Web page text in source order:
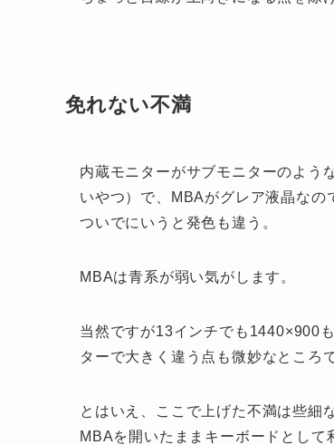
免れない不満
内蔵モニターがサブモニターのよう
いやつ）で、MBAがグレア液晶なの
ついでにいうと発色も違う。
MBAは青系が弱い気がします。
当然ですが13インチでも1440×900
ターで大きく違う点も微妙なところ
とはいえ、ここで上げた不満は些細
MBAを開いたままキーボードとし